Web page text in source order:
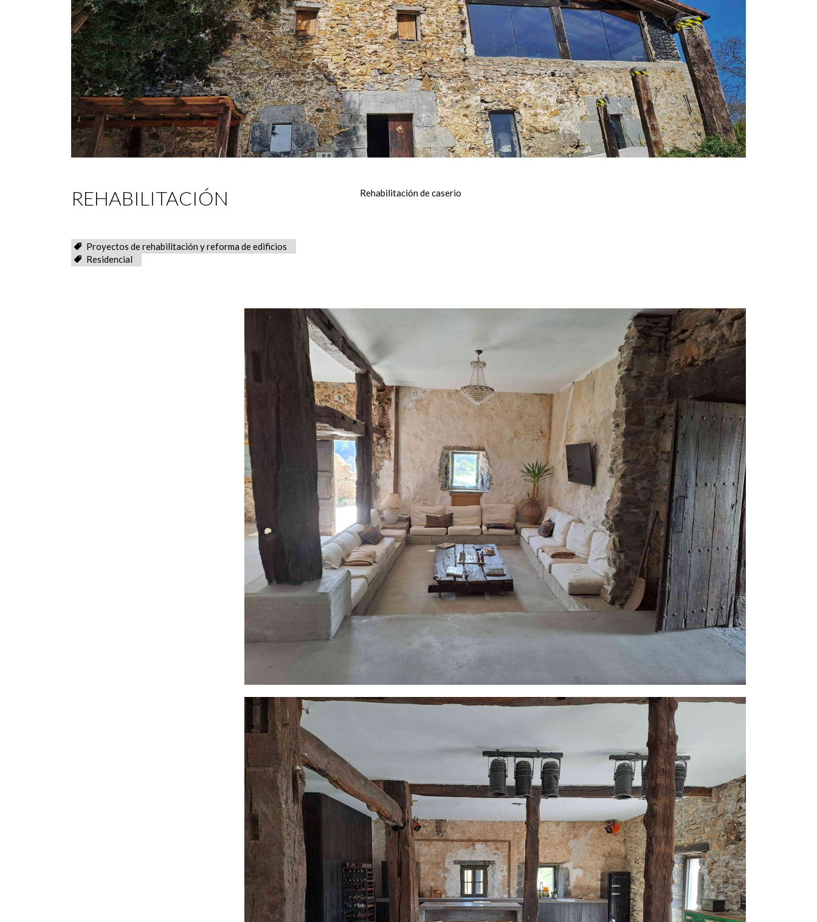
REHABILITACIÓN
Proyectos de rehabilitación y reforma de edificios
Residencial
Rehabilitación de caserio